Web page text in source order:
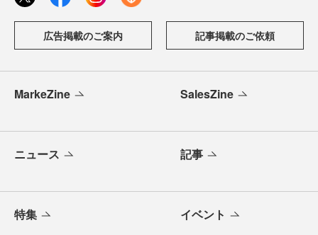
広告掲載のご案内 記事掲載のご依頼
MarkeZine SalesZine
ニュース 記事
特集 イベント